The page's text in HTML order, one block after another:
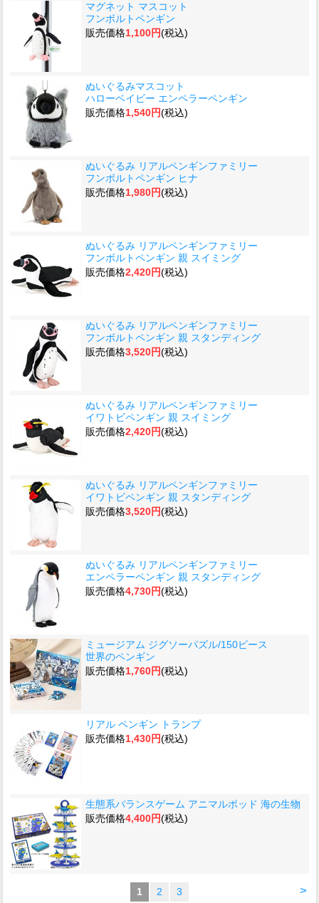
マグネット マスコット
フンボルトペンギン
販売価格1,100円(税込)
ぬいぐるみマスコット
ハローベイビー エンペラーペンギン
販売価格1,540円(税込)
ぬいぐるみ リアルペンギンファミリー
フンボルトペンギン ヒナ
販売価格1,980円(税込)
ぬいぐるみ リアルペンギンファミリー
フンボルトペンギン 親 スイミング
販売価格2,420円(税込)
ぬいぐるみ リアルペンギンファミリー
フンボルトペンギン 親 スタンディング
販売価格3,520円(税込)
ぬいぐるみ リアルペンギンファミリー
イワトビペンギン 親 スイミング
販売価格2,420円(税込)
ぬいぐるみ リアルペンギンファミリー
イワトビペンギン 親 スタンディング
販売価格3,520円(税込)
ぬいぐるみ リアルペンギンファミリー
エンペラーペンギン 親 スタンディング
販売価格4,730円(税込)
ミュージアム ジグソーパズル/150ピース
世界のペンギン
販売価格1,760円(税込)
リアル ペンギン トランプ
販売価格1,430円(税込)
生態系バランスゲーム アニマルポッド 海の生物
販売価格4,400円(税込)
>
1 2 3